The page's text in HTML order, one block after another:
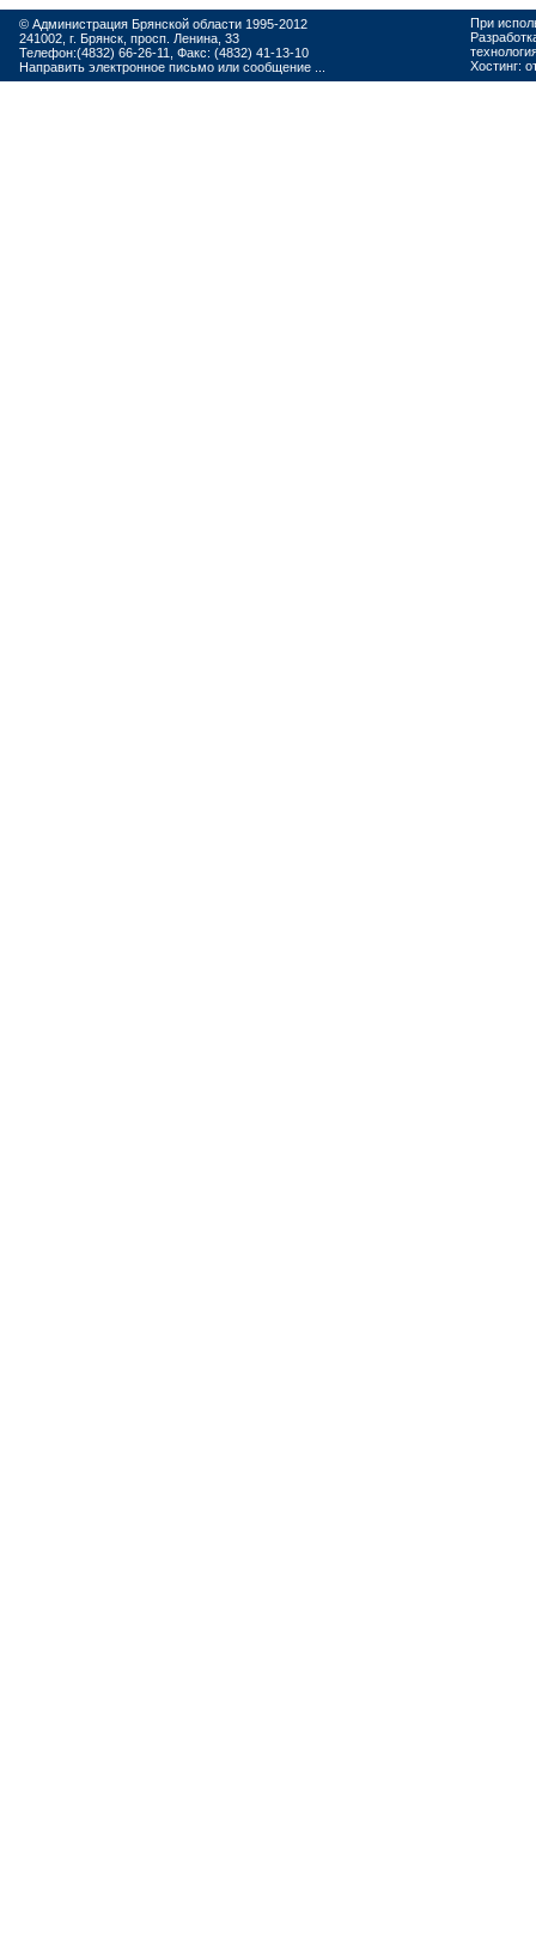
© Администрация Брянской области 1995-2012
241002, г. Брянск, просп. Ленина, 33
Телефон:(4832) 66-26-11, Факс: (4832) 41-13-10
Направить электронное письмо или сообщение ...
При
Хостинг: